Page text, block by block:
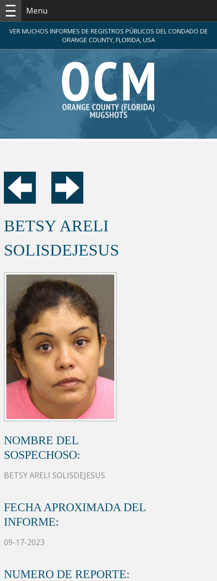
Menu
VER MUCHOS INFORMES DE REGISTROS PÚBLICOS DEL CONDADO DE
ORANGE COUNTY, FLORIDA, USA
BETSY ARELI
SOLISDEJESUS
NOMBRE DEL
SOSPECHOSO:
BETSY ARELI SOLISDEJESUS
FECHA APROXIMADA DEL
INFORME:
09-17-2023
NUMERO DE REPORTE: